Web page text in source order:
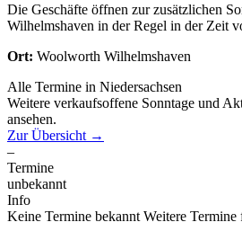
Die Geschäfte öffnen zur zusätzlichen
Wilhelmshaven in der Regel in der Zeit
Ort: Woolworth Wilhelmshaven
Alle Termine in Niedersachsen
Weitere verkaufsoffene Sonntage und
ansehen.
Zur Übersicht →
–
Termine
unbekannt
Info
Keine Termine bekannt Weitere Termine